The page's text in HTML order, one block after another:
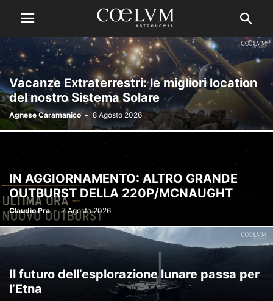
Vacanze Extraterrestri: le migliori location
del nostro Sistema Solare
Agnese Caramanico - 8 Agosto 2026
IN AGGIORNAMENTO: ALTRO GRANDE
OUTBURST DELLA 220P/MCNAUGHT
Claudio Pra - 7 Agosto 2026
Il futuro dell’esplorazione lunare passa per
l’Etna